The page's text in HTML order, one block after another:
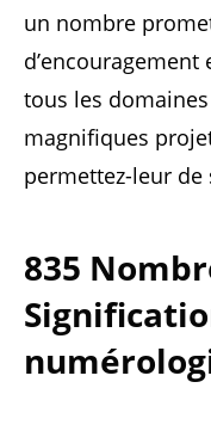
un nombre
d’encouragement
tous les
magnifiques
permettez-leur de
835